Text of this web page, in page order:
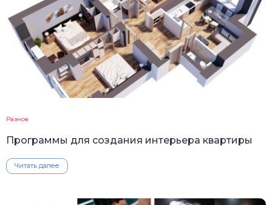
Разное
Программы для создания интерьера квартиры
Читать далее